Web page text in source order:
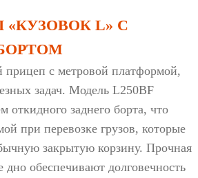
L» С
с метровой платформой,
задач. Модель L250BF
откидного заднего борта, что
при перевозке грузов, которые
закрытую корзину. Прочная
дно обеспечивают долговечность